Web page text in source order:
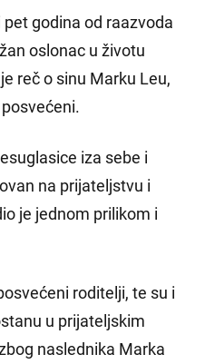
godina od raazvoda
oslonac u životu
reč o sinu Marku Leu,
iza sebe i
na prijateljstvu i
je jednom prilikom i
roditelji, te su i
u prijateljskim
naslednika Marka